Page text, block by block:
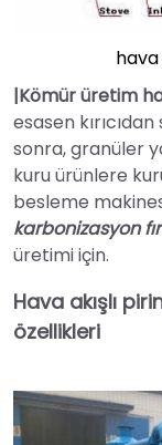
hava
|Kömür üretim
esasen
sonra, granüler
kuru ürünlere
besleme
karbonizasyon
üretimi için.
Hava akışlı
özellikleri